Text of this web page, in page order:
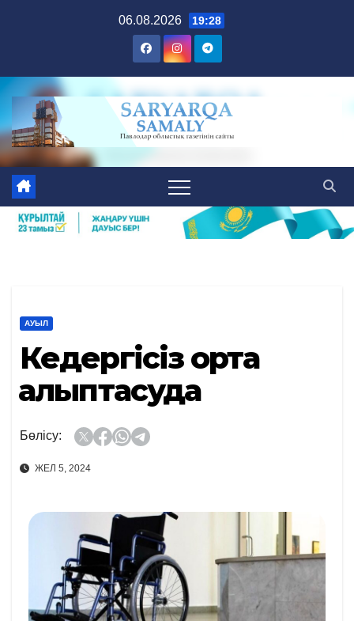
06.08.2026 19:28
АУЫЛ
Кедергісіз орта
қалыптасуда
Бөлісу:
ЖЕЛ 5, 2024